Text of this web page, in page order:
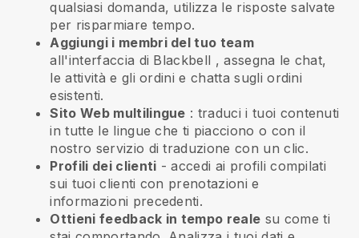
qualsiasi domanda, utilizza le risposte salvate
per risparmiare tempo.
Aggiungi i membri del tuo team
all'interfaccia di Blackbell , assegna le chat,
le attività e gli ordini e chatta sugli ordini
esistenti.
Sito Web multilingue : traduci i tuoi contenuti
in tutte le lingue che ti piacciono o con il
nostro servizio di traduzione con un clic.
Profili dei clienti - accedi ai profili compilati
sui tuoi clienti con prenotazioni e
informazioni precedenti.
Ottieni feedback in tempo reale su come ti